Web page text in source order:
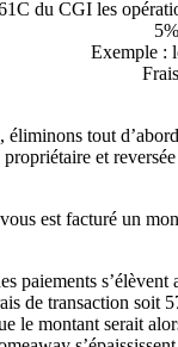
du CGI les
En
de
100€ TTC
tout
et
est facturé un
paiements
de frais
le montant serait